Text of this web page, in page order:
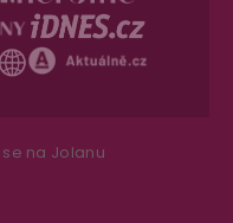
na Jolanu